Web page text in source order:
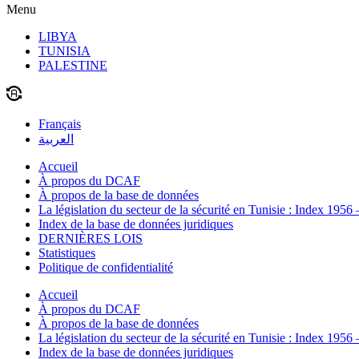
Menu
LIBYA
TUNISIA
PALESTINE
Français
العربية
Accueil
À propos du DCAF
À propos de la base de données
La législation du secteur de la sécurité en Tunisie : Index 1956
Index de la base de données juridiques
DERNIÈRES LOIS
Statistiques
Politique de confidentialité
Accueil
À propos du DCAF
À propos de la base de données
La législation du secteur de la sécurité en Tunisie : Index 1956
Index de la base de données juridiques